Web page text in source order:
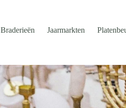
Braderieën Jaarmarkten